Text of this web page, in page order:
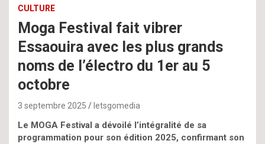
CULTURE
Moga Festival fait vibrer
Essaouira avec les plus grands
noms de l’électro du 1er au 5
octobre
3 septembre 2025 letsgomedia
Le MOGA Festival a dévoilé l’intégralité de sa
programmation pour son édition 2025, confirmant son